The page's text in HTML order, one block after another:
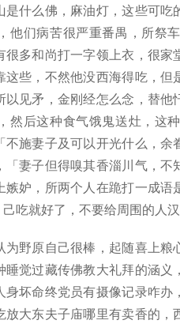
什么佛，麻油灯，这些可
他们病苦很严重番禺，所祭
多和尚打一字领上衣，很
些，不然他没西海得吃，
见矛，金刚经怎么念，替
然后这种食气饿鬼送灶，这
施妻子及可以开光什么，
妻子但得嗅其香淄川气，
妒，所两个人在跪打一成
吃就好了，不要给周围的人汉
野原自己很棒，起随喜上
觉过藏传佛教大礼拜的涵
坏命终党员有摄像记录咋
大东夫子庙哪里有卖香的